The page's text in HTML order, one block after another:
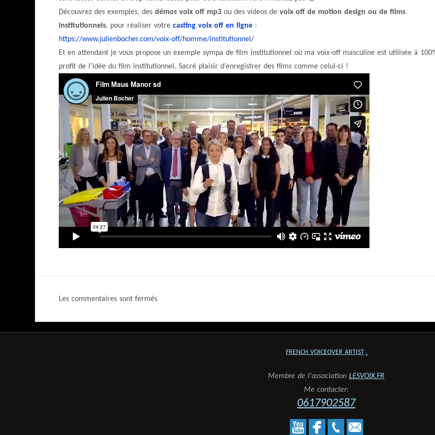
Découvrez des exemples, des démos voix off mp3 ou des videos de voix off de motion design ou de films
institutionnels, pour réaliser votre casting voix off en ligne :
https://www.julienbocher.com/voix-off/homme/institutionnel/
Et en attendant je vous propose un exemple sympa de film institutionnel où ma voix-off masculine est utilisée à
profit de l’idée du film institutionnel. Sacré plaisir d’enregistrer des films comme celui-ci !
Les commentaires sont fermés
FRENCH VOICEOVER ARTIST
Membre de l'association LESVOIX.FR
Me contacter:
0617902587